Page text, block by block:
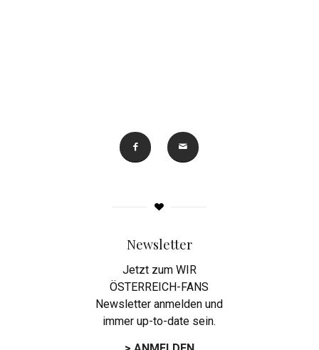
Newsletter
Jetzt zum WIR
ÖSTERREICH-FANS
Newsletter anmelden und
immer up-to-date sein.